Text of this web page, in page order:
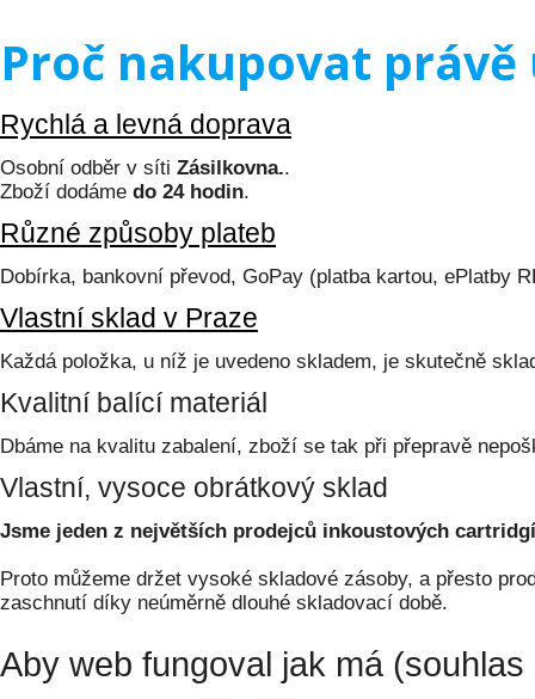
Proč nakupovat právě
Rychlá a levná doprava
Osobní odběr v síti Zásilkovna..
Zboží dodáme do 24 hodin.
Různé způsoby plateb
Dobírka, bankovní převod, GoPay (platba kartou, ePlatby
Vlastní sklad v Praze
Každá položka, u níž je uvedeno skladem, je skutečně
Kvalitní balící materiál
Dbáme na kvalitu zabalení, zboží se tak při přepravě
Vlastní, vysoce obrátkový sklad
Jsme jeden z největších prodejců inkoustových
Proto můžeme držet vysoké skladové zásoby, a přesto
zaschnutí díky neúměrně dlouhé skladovací době.
Aby web fungoval jak má